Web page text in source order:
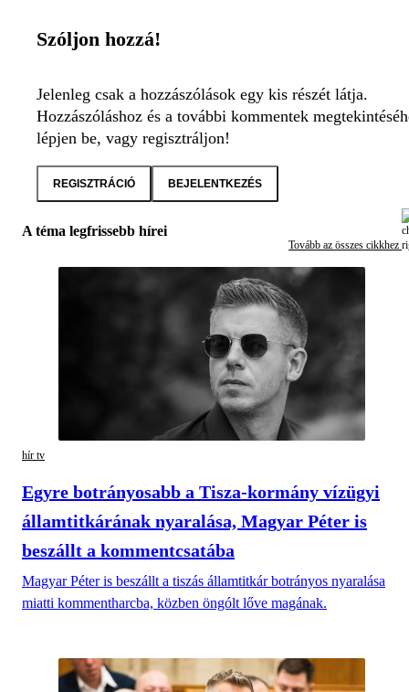
Szóljon hozzá!
Jelenleg csak a hozzászólások egy kis részét látja.
Hozzászóláshoz és a további kommentek
lépjen be, vagy regisztráljon!
REGISZTRÁCIÓ BEJELENTKEZÉS
A téma legfrissebb hírei
Tovább az összes cikkhez
hír tv
Egyre botrányosabb a Tisza-kormány vízügyi
államtitkárának nyaralása, Magyar Péter is
beszállt a kommentcsatába
Magyar Péter is beszállt a tiszás államtitkár botrányos nyaralása
miatti kommentharcba, közben öngólt lőve magának.